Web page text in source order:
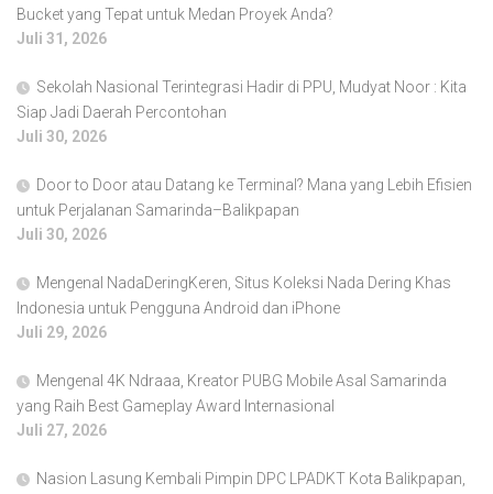
Bucket yang Tepat untuk Medan Proyek Anda?
Juli 31, 2026
Sekolah Nasional Terintegrasi Hadir di PPU, Mudyat Noor : Kita
Siap Jadi Daerah Percontohan
Juli 30, 2026
Door to Door atau Datang ke Terminal? Mana yang Lebih Efisien
untuk Perjalanan Samarinda–Balikpapan
Juli 30, 2026
Mengenal NadaDeringKeren, Situs Koleksi Nada Dering Khas
Indonesia untuk Pengguna Android dan iPhone
Juli 29, 2026
Mengenal 4K Ndraaa, Kreator PUBG Mobile Asal Samarinda
yang Raih Best Gameplay Award Internasional
Juli 27, 2026
Nasion Lasung Kembali Pimpin DPC LPADKT Kota Balikpapan,